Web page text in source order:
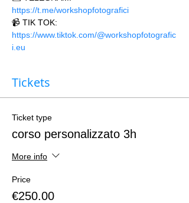
https://t.me/workshopfotografici
📹 TIK TOK:
https://www.tiktok.com/@workshopfotografic
i.eu
Tickets
Ticket type
corso personalizzato 3h
More info
Price
€250.00